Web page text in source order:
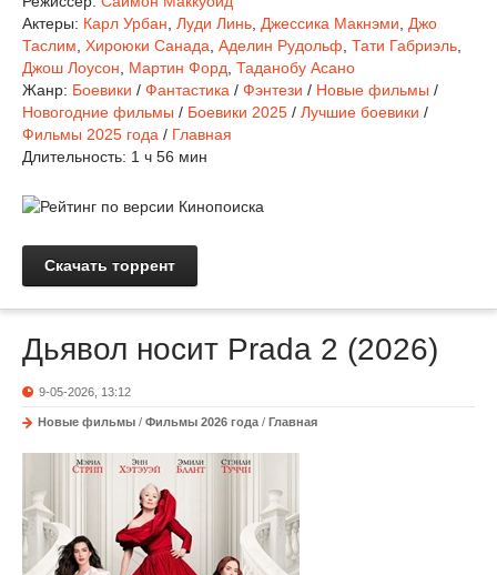
Актеры: Карл Урбан Луди Линь Джессика Макнэми
Джо
Таслим Хироюки Санада Аделин Рудольф Тати Габриэль
Джош Лоусон
Мартин Форд Таданобу Асано
Жанр: Боевики / Фантастика / Фэнтези / Новые фильмы /
Новогодние фильмы / Боевики 2025 / Лучшие боевики /
Фильмы 2025 года / Главная
Длительность: 1 ч 56 мин
Скачать торрент
Дьявол носит Prada 2 (2026)
9-05-2026, 13:12
Новые фильмы / Фильмы 2026 года / Главная